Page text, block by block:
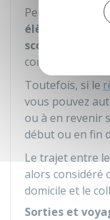
Pendant le
élèves entre
scolaire
(par
conservatoire)
Toutefois, si le
vous pouvez
ou à en revenir
début ou en fin
Le trajet entre
alors considéré
domicile et le
Sorties et